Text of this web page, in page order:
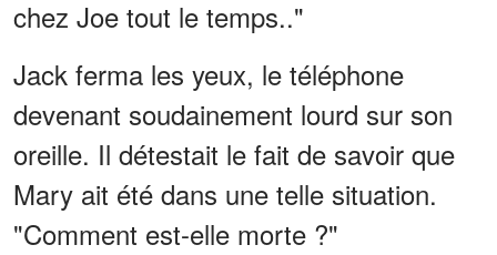
chez Joe tout le temps.."
Jack ferma les yeux, le téléphone
devenant soudainement lourd sur son
oreille. Il détestait le fait de savoir que
Mary ait été dans une telle situation.
"Comment est-elle morte ?"